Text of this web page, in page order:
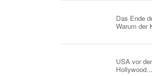
Das Ende
Warum der
USA vor
Hollywood...